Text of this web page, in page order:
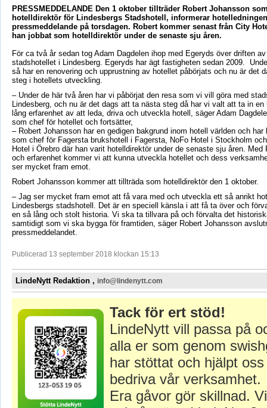
PRESSMEDDELANDE Den 1 oktober tillträder Robert Johansson
hotelldirektör för Lindesbergs Stadshotell, informerar
pressmeddelande på torsdagen. Robert kommer senast från City
han jobbat som hotelldirektör under de senaste sju åren.
För ca två år sedan tog Adam Dagdelen ihop med Egeryds över driften
stadshotellet i Lindesberg. Egeryds har ägt fastigheten sedan 2009.
så har en renovering och upprustning av hotellet påbörjats och nu är det
steg i hotellets utveckling.
– Under de här två åren har vi påbörjat den resa som vi vill göra med
Lindesberg, och nu är det dags att ta nästa steg då har vi valt att ta in en
lång erfarenhet av att leda, driva och utveckla hotell, säger Adam
som chef för hotellet och fortsätter,
– Robert Johansson har en gedigen bakgrund inom hotell världen och har
som chef för Fagersta brukshotell i Fagersta, NoFo Hotel i Stockholm
Hotel i Örebro där han varit hotelldirektör under de senaste sju åren. Med
och erfarenhet kommer vi att kunna utveckla hotellet och dess
ser mycket fram emot.
Robert Johansson kommer att tillträda som hotelldirektör den 1 oktober.
– Jag ser mycket fram emot att få vara med och utveckla ett så anrikt
Lindesbergs stadshotell. Det är en speciell känsla i att få ta över och
en så lång och stolt historia. Vi ska ta tillvara på och förvalta det
samtidigt som vi ska bygga för framtiden, säger Robert Johansson
pressmeddelandet.
Publicerad 13 september 2018 klockan 15:13
LindeNytt Redaktion , info@lindenytt.com
Tack för ert stöd!
LindeNytt vill passa på
alla er som genom
har stöttat och hjälpt
bedriva vår verksamhet.
Era gåvor gör skillnad.